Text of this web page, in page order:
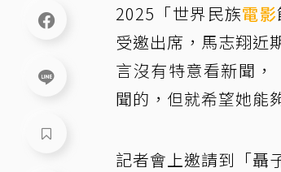
2025「世界民族電影
受邀出席，馬志翔近
言沒有特意看新聞
聞的，但就希望她能
記者會上邀請到「聶